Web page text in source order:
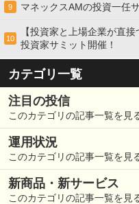
9 マネックスAMの投資一任
10
【投資家と上場企業が直
投資家サミット開催！
カテゴリ一覧
注目の投信
このカテゴリの記事一覧を見
運用状況
このカテゴリの記事一覧を見
新商品・新サービス
このカテゴリの記事一覧を見